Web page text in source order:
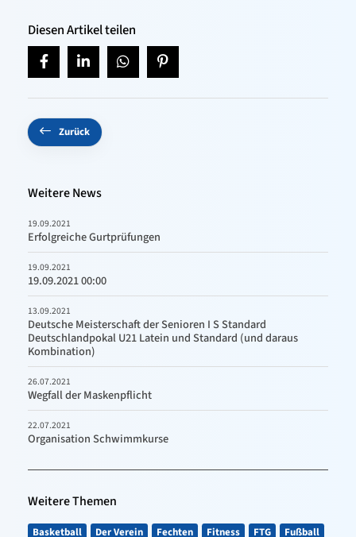
Diesen Artikel teilen
Zurück
Weitere News
19.09.2021
Erfolgreiche Gurtprüfungen
19.09.2021
19.09.2021 00:00
13.09.2021
Deutsche Meisterschaft der Senioren I S Standard
Deutschlandpokal U21 Latein und Standard (und daraus
Kombination)
26.07.2021
Wegfall der Maskenpflicht
22.07.2021
Organisation Schwimmkurse
Weitere Themen
Basketball Der Verein Fechten Fitness FTG Fußball